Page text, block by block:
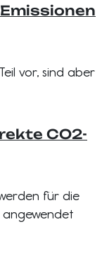
vor, sind aber
CO2-
für die